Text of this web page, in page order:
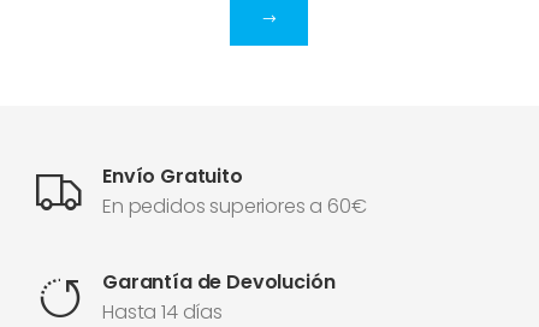
Envío Gratuito
En pedidos superiores a 60€
Garantía de Devolución
Hasta 14 días